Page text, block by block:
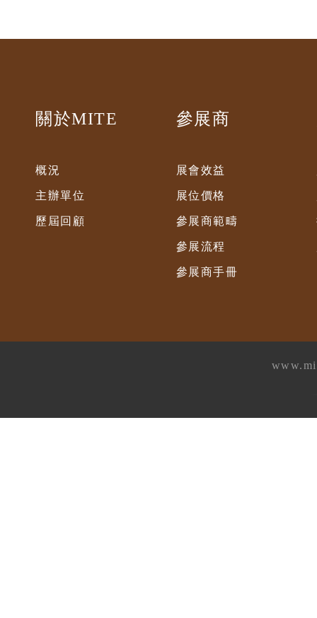
關於MITE
概況
主辦單位
歷屆回顧
參展商
展會效益
展位價格
參展商範疇
參展流程
參展商手冊